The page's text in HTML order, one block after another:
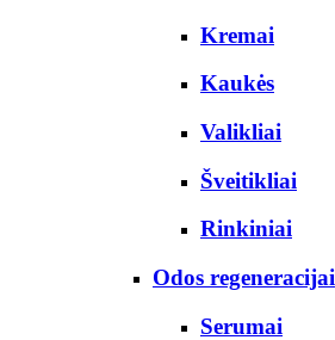
Kremai
Kaukės
Valikliai
Šveitikliai
Rinkiniai
Odos regeneracijai
Serumai